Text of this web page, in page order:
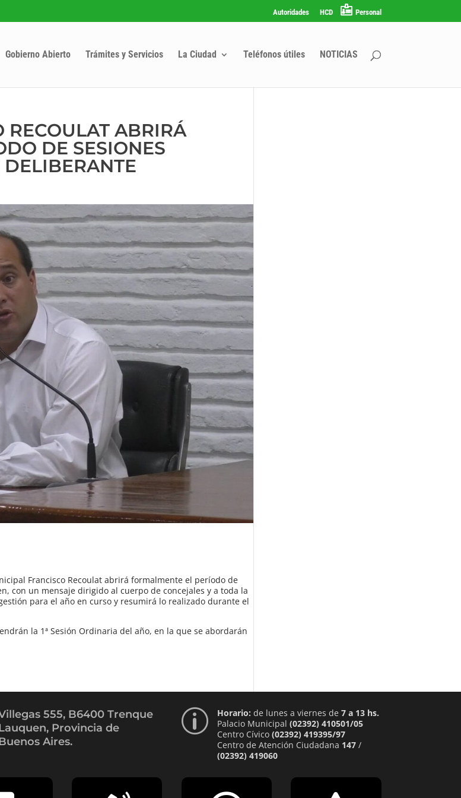
Autoridades HCD Personal
Gobierno Abierto Trámites y Servicios La Ciudad Teléfonos útiles NOTICIAS
RECOULAT ABRIRÁ
DE SESIONES
Francisco Recoulat abrirá formalmente el período de
con un mensaje dirigido al cuerpo de concejales y a toda la
para el año en curso y resumirá lo realizado durante el
la 1ª Sesión Ordinaria del año, en la que se abordarán
555, B6400 Trenque
Provincia de
Aires.
p Horario: de lunes a viernes de 7 a 13 hs.
Palacio Municipal (02392) 410501/05
Centro Cívico (02392) 419395/97
Centro de Atención Ciudadana 147/
(02392) 419060